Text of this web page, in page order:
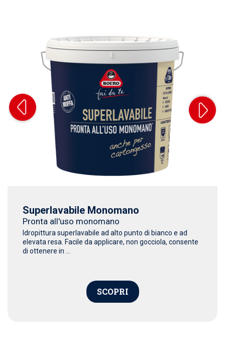
Superlavabile Monomano
Pronta all'uso monomano
Idropittura superlavabile ad alto punto di bianco e ad
elevata resa. Facile da applicare, non gocciola, consente
di ottenere in ...
SCOPRI